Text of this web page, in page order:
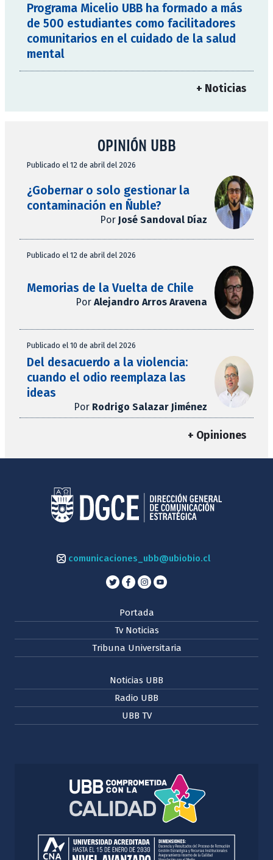
Programa Micelio UBB ha formado a más
de 500 estudiantes como facilitadores
comunitarios en el cuidado de la salud
mental
+ Noticias
OPINIÓN UBB
Publicado el 12 de abril del 2026
¿Gobernar o solo gestionar la
contaminación en Ñuble?
Por José Sandoval Díaz
Publicado el 12 de abril del 2026
Memorias de la Vuelta de Chile
Por Alejandro Arros Aravena
Publicado el 10 de abril del 2026
Del desacuerdo a la violencia:
cuando el odio reemplaza las
ideas
Por Rodrigo Salazar Jiménez
+ Opiniones
comunicaciones_ubb@ubiobio.cl
Portada
Tv Noticias
Tribuna Universitaria
Noticias UBB
Radio UBB
UBB TV